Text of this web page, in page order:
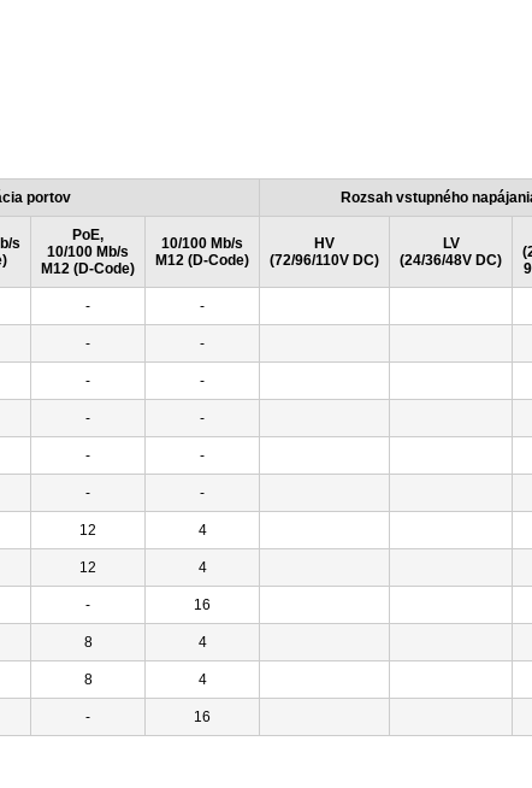
portov Rozsah vstupného
s
PoE,
10/100 Mb/s
M12 (D-Code)
10/100 Mb/s
M12 (D-Code)
HV
(72/96/110V DC)
LV
(24/36/48V DC)
- -
- -
- -
- -
- -
- -
12 4
12 4
- 16
8 4
8 4
- 16